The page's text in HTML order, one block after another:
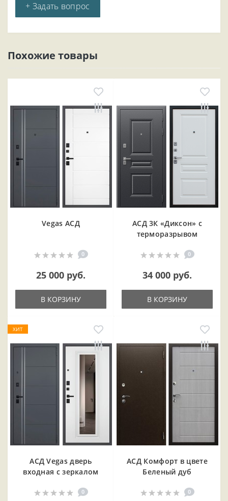
+ Задать вопрос
Похожие товары
Vegas АСД
0
25 000 руб.
В КОРЗИНУ
АСД 3К «Диксон» с
терморазрывом
0
34 000 руб.
В КОРЗИНУ
ХИТ
АСД Vegas дверь
входная с зеркалом
0
АСД Комфорт в цвете
Беленый дуб
0